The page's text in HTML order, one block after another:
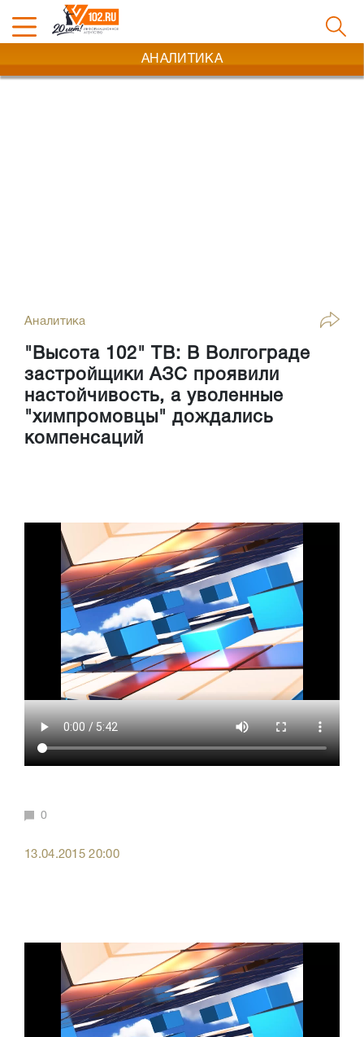
АНАЛИТИКА
Аналитика
"Высота 102" ТВ: В Волгограде
застройщики АЗС проявили
настойчивость, а уволенные
"химпромовцы" дождались
компенсаций
0
13.04.2015 20:00